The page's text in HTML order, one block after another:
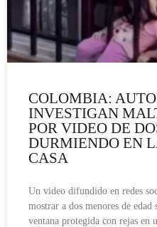
COLOMBIA:
INVESTIGAN
POR VIDEO DE
DURMIENDO EN
CASA
Un video difundido en redes
mostrar a dos menores de
ventana protegida con rejas